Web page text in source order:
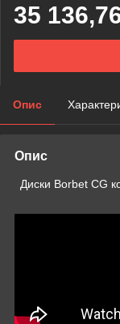
35
Опис
Опис
Диски Borbet CG